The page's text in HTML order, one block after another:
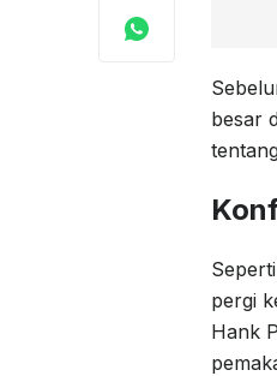
besar
pergi
Hank